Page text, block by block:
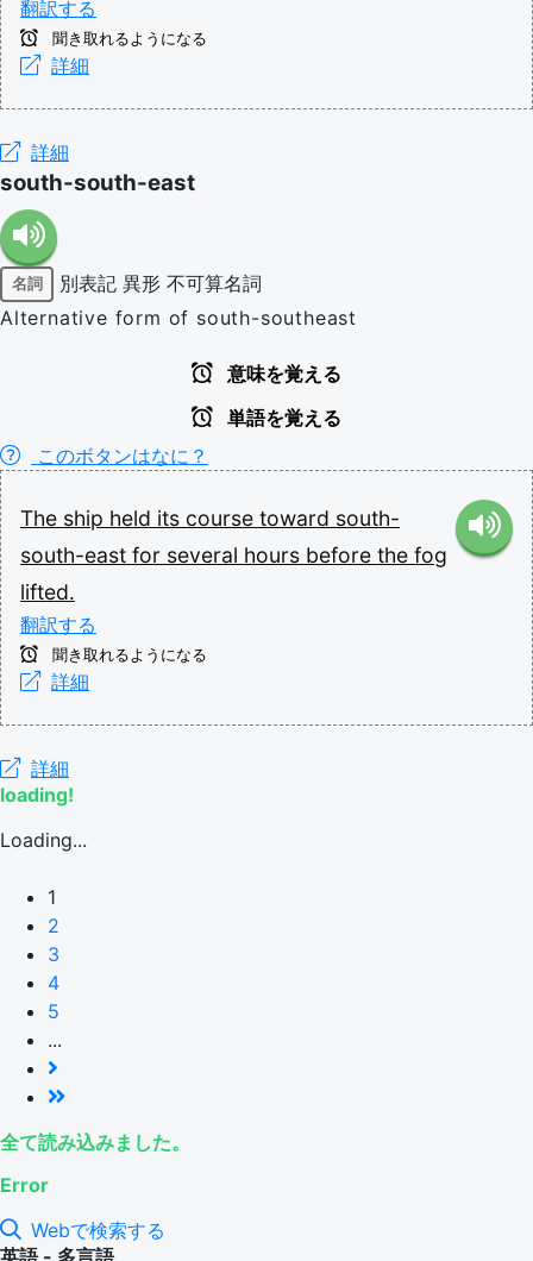
翻訳する
聞き取れるようになる
詳細
詳細
south-south-east
名詞 別表記 異形 不可算名詞
Alternative form of south-southeast
意味を覚える
単語を覚える
このボタンはなに？
The ship held its course toward south-
south-east for several hours before the fog
lifted.
翻訳する
聞き取れるようになる
詳細
詳細
loading!
Loading...
1
2
3
4
5
...
全て読み込みました。
Error
Webで検索する
英語 - 多言語